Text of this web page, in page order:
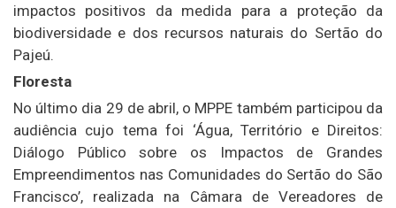
impactos positivos da medida para a proteção da
biodiversidade e dos recursos naturais do Sertão do
Pajeú.
Floresta
No último dia 29 de abril, o MPPE também participou da
audiência cujo tema foi ‘Água, Território e Direitos:
Diálogo Público sobre os Impactos de Grandes
Empreendimentos nas Comunidades do Sertão do São
Francisco’, realizada na Câmara de Vereadores de